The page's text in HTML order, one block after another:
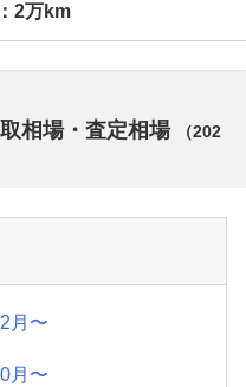
2万km
相場・査定相場 （202
月〜
月〜